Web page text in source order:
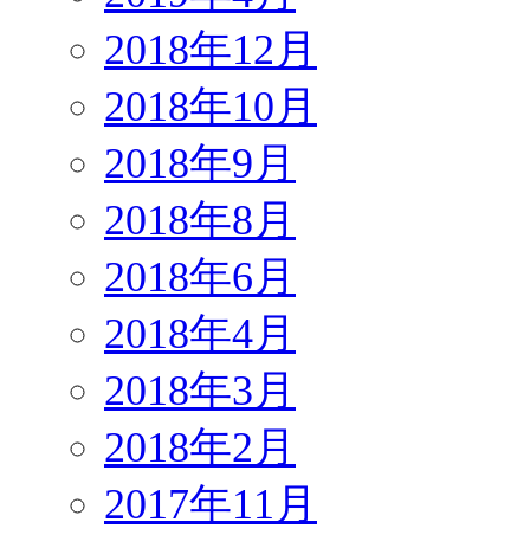
2018年12月
2018年10月
2018年9月
2018年8月
2018年6月
2018年4月
2018年3月
2018年2月
2017年11月